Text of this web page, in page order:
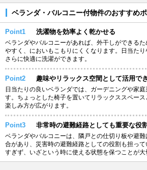
ベランダ・バルコニー付物件のおすすめ
Point1 洗濯物を効率よく乾かせる
ベランダやバルコニーがあれば、外干しができる
やすく、においもこもりにくくなります。日当たり
さらに快適に洗濯ができます。
Point2 趣味やリラックス空間として活用で
日当たりの良いベランダでは、ガーデニングや家
す。ちょっとした椅子を置いてリラックススペー
楽しみ方が広がります。
Point3 非常時の避難経路としても重要な役割
ベランダやバルコニーは、隣戸との仕切り板や避
合があり、災害時の避難経路としての役割も担っ
すぎず、いざという時に使える状態を保つことが大